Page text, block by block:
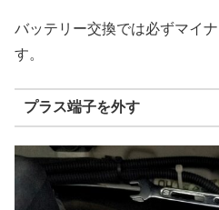
バッテリー交換では必ずマイ
す。
プラス端子を外す